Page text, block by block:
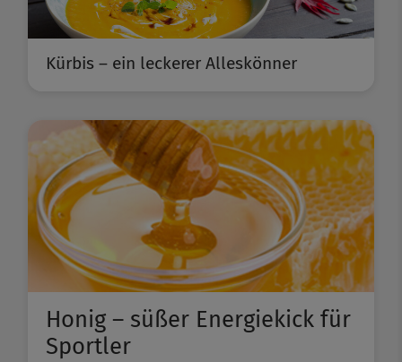
Kürbis – ein leckerer Alleskönner
Honig – süßer Energiekick für
Sportler